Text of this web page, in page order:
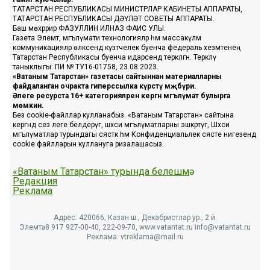
ТАТАРСТАН РЕСПУБЛИКАСЫ МИНИСТРЛАР КАБИНЕТЫ АППАРАТЫ,
ТАТАРСТАН РЕСПУБЛИКАСЫ ДӘҮЛӘТ СОВЕТЫ АППАРАТЫ.
Баш мөхәррир ФАЗУЛЛИН ИЛНАЗ ФАИС УЛЫ.
Газета Элемтә, мәгълүмати технологияләр һәм массакүләм
коммуникацияләр өлкәсендә күзәтчелек буенча федераль хезмәтенең
Татарстан Республикасы буенча идарәсендә теркәлгән. Теркәлү
таныклыгы: ПИ № ТУ16-01758, 23.08.2023.
«Ватаным Татарстан» газетасы сайтыннан материалларны
файдаланган очракта гиперссылка күрсәтү мәҗбүри.
Әлеге ресурста 16+ категорияләренә кергән мәгълүмат булырга
мөмкин.
Без cookie-файллар кулланабыз. «Ватаным Татарстан» сайтына
кергәндә сез әлеге белдерүгә, шәхси мәгълүматларны эшкәртүгә, Шәхси
мәгълүматлар турындагы сәясәткә һәм Конфиденциальлек сәясәте нигезендә
cookie файлларын куллануга ризалашасыз.
«Ватаным Татарстан» турында белешмә
Редакция
Реклама
Адрес: 420066, Казан ш., Декабристлар ур., 2 й.
Элемтә: 8 917 927-00-40, 222-09-70, www.vatantat.ru info@vatantat.ru
Реклама: vtreklama@mail.ru